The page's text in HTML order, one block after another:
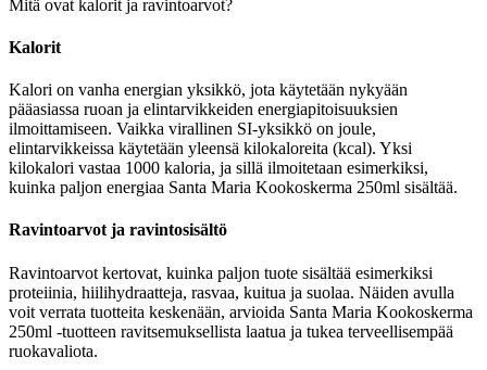
Mitä ovat kalorit ja ravintoarvot?
Kalorit
Kalori on vanha energian yksikkö, jota käytetään nykyään
pääasiassa ruoan ja elintarvikkeiden energiapitoisuuksien
ilmoittamiseen. Vaikka virallinen SI-yksikkö on joule,
elintarvikkeissa käytetään yleensä kilokaloreita (kcal). Yksi
kilokalori vastaa 1000 kaloria, ja sillä ilmoitetaan esimerkiksi,
kuinka paljon energiaa Santa Maria Kookoskerma 250ml sisältää.
Ravintoarvot ja ravintosisältö
Ravintoarvot kertovat, kuinka paljon tuote sisältää esimerkiksi
proteiinia, hiilihydraatteja, rasvaa, kuitua ja suolaa. Näiden avulla
voit verrata tuotteita keskenään, arvioida Santa Maria Kookoskerma
250ml -tuotteen ravitsemuksellista laatua ja tukea terveellisempää
ruokavaliota.